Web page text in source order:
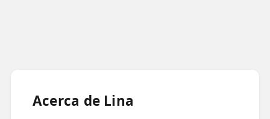
☎️ 91 005 23 63
Acerca de Lina